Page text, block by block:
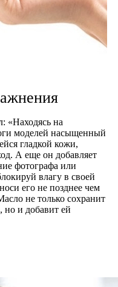
«Находясь на
моделей насыщенный
гладкой кожи,
А еще он добавляет
фотографа или
влагу в своей
его не позднее чем
не только сохранит
но и добавит ей